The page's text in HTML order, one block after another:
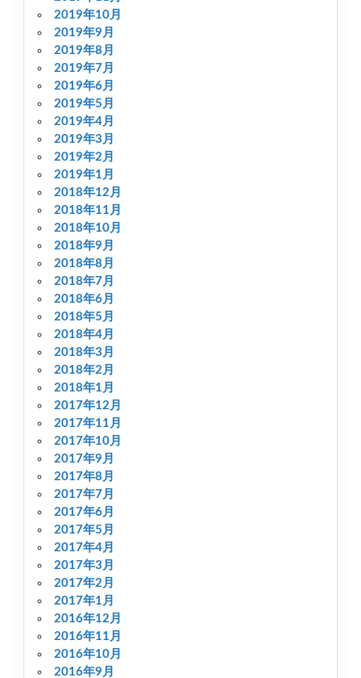
2019年10月
2019年9月
2019年8月
2019年7月
2019年6月
2019年5月
2019年4月
2019年3月
2019年2月
2019年1月
2018年12月
2018年11月
2018年10月
2018年9月
2018年8月
2018年7月
2018年6月
2018年5月
2018年4月
2018年3月
2018年2月
2018年1月
2017年12月
2017年11月
2017年10月
2017年9月
2017年8月
2017年7月
2017年6月
2017年5月
2017年4月
2017年3月
2017年2月
2017年1月
2016年12月
2016年11月
2016年10月
2016年9月